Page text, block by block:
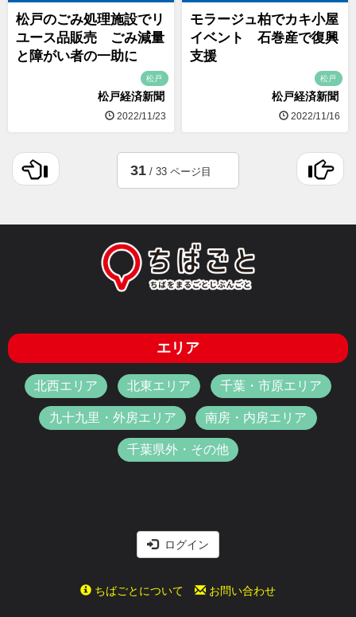
松戸のごみ処理施設でリ
ユース品販売 ごみ減量
と障がい者の一助に
松戸
松戸経済新聞
2022/11/23
モラージュ柏でカキ小屋
イベント 石巻産で復興
支援
松戸
松戸経済新聞
2022/11/16
31 / 33 ページ目
エリア
北西エリア 北東エリア 千葉・市原エリア
九十九里・外房エリア 南房・内房エリア
千葉県外・その他
ログイン
ちばごとについて お問い合わせ